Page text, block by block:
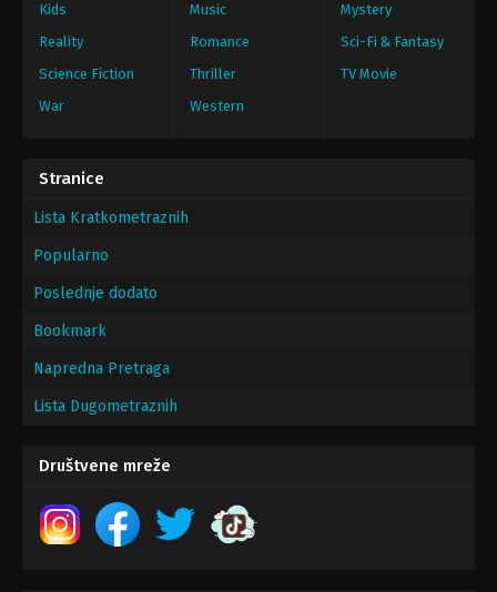
Kids
Music
Mystery
Reality
Romance
Sci-Fi & Fantasy
Science Fiction
Thriller
TV Movie
War
Western
Stranice
Lista Kratkometraznih
Popularno
Poslednje dodato
Bookmark
Napredna Pretraga
Lista Dugometraznih
Društvene mreže